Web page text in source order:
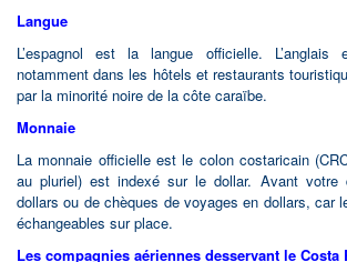
Langue
L’espagnol est la langue officielle. L’anglais
notamment dans les hôtels et restaurants
par la minorité noire de la côte caraïbe.
Monnaie
La monnaie officielle est le colon costaricain
au pluriel) est indexé sur le dollar. Avant votre
dollars ou de chèques de voyages en dollars, car
échangeables sur place.
Les compagnies aériennes desservant le Costa